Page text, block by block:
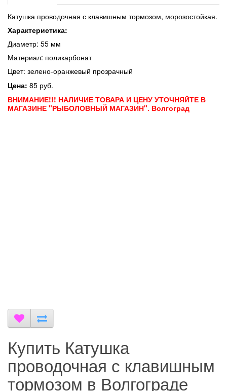
Катушка проводочная с клавишным тормозом, морозостойкая.
Характеристика:
Диаметр: 55 мм
Материал: поликарбонат
Цвет: зелено-оранжевый прозрачный
Цена: 85 руб.
ВНИМАНИЕ!!! НАЛИЧИЕ ТОВАРА И ЦЕНУ УТОЧНЯЙТЕ В
МАГАЗИНЕ "РЫБОЛОВНЫЙ МАГАЗИН". Волгоград
Купить Катушка
проводочная с клавишным
тормозом в Волгограде